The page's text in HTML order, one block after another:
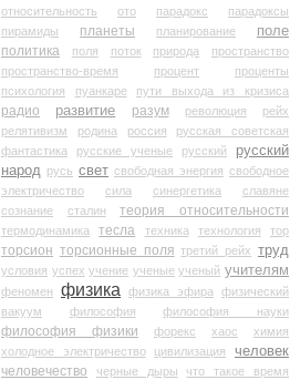
относительность
ото парадокс
парадоксы
пирамиды
планеты планирование
поле
политика
поля поток природа
пространство
пространство-время
процент
проценты
психология
пуанкаре пути выхода из кризиса
радио развитие разум революция
рейх
релятивизм
родина россия
русская советская
фантастика
русские ученые русский
русский
народ русь свет свободная энергия свободное
электричество
сила синергетика
славяне
сознание
сталин теория относительности
термодинамика тесла техника технология тор
торсион торсионные поля третий рейх труд
условия успех учение ученые ученый учителям
феномен физика физика эфира
физический
вакуум
философия философия науки
философия физики форекс хаос
химия
холодное электричество
цивилизация человек
человечество черные дыры
что такое время